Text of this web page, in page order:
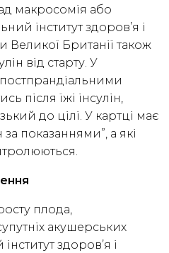
макросомія або
інститут здоров’я і
Великої Британії також
від старту. У
після їжі інсулін,
до цілі. У картці має
за показаннями”, а які
плода,
акушерських
здоров’я і